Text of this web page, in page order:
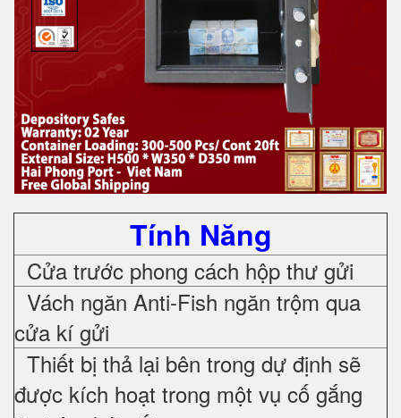
Tính Năng
Cửa trước phong cách hộp thư gửi
Vách ngăn Anti-Fish ngăn trộm qua
cửa kí gửi
Thiết bị thả lại bên trong dự định sẽ
được kích hoạt trong một vụ cố gắng